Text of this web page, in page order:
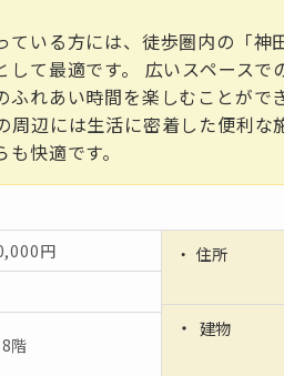
ている方には、徒歩圏内の「神
して最適です。 広いスペースで
れあい時間を楽しむことがで
周辺には生活に密着した便利な
快適です。
円
階
・ 住所
・ 建物